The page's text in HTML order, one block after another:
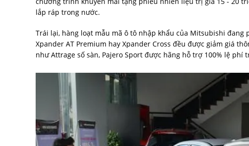
lắp ráp trong nước.
Trái lại, hàng loạt mẫu mã ô tô nhập khẩu của Mitsubishi
Xpander AT Premium hay Xpander Cross đều được giảm giá
như Attrage số sàn, Pajero Sport được hãng hỗ trợ 100% lệ phí